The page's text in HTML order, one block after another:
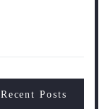
Recent Posts